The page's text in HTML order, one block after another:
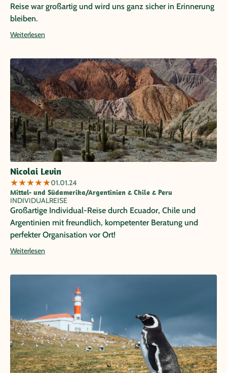
Reise war großartig und wird uns ganz sicher in Erinnerung
bleiben.
Weiterlesen
Nicolai Levin
★★★★★01.01.24
Mittel- und Südamerika/Argentinien & Chile & Peru
INDIVIDUALREISE
Großartige Individual-Reise durch Ecuador, Chile und
Argentinien mit freundlich, kompetenter Beratung und
perfekter Organisation vor Ort!
Weiterlesen